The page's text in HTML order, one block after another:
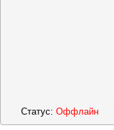
Статус: Оффлайн